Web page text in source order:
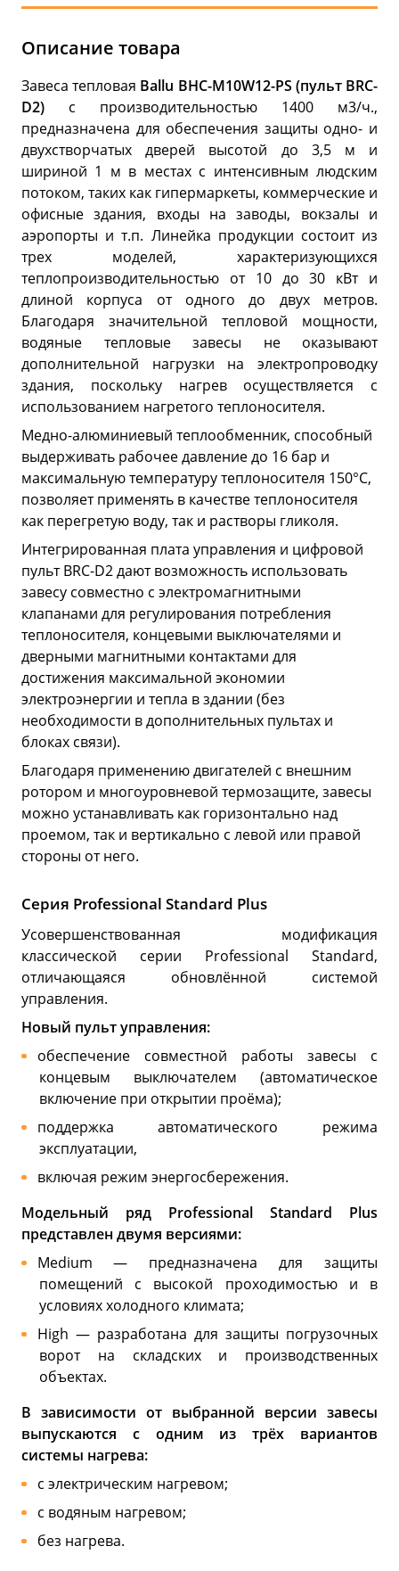
Описание товара
Завеса тепловая Ballu BHC-M10W12-PS (пульт BRC-
D2) c производительностью 1400 м3/ч.,
предназначена для обеспечения защиты одно- и
двухстворчатых дверей высотой до 3,5 м и
шириной 1 м в местах с интенсивным людским
потоком, таких как гипермаркеты, коммерческие и
офисные здания, входы на заводы, вокзалы и
аэропорты и т.п. Линейка продукции состоит из
трех моделей, характеризующихся
теплопроизводительностью от 10 до 30 кВт и
длиной корпуса от одного до двух метров.
Благодаря значительной тепловой мощности,
водяные тепловые завесы не оказывают
дополнительной нагрузки на электропроводку
здания, поскольку нагрев осуществляется с
использованием нагретого теплоносителя.
Медно-алюминиевый теплообменник, способный
выдерживать рабочее давление до 16 бар и
максимальную температуру теплоносителя 150°С,
позволяет применять в качестве теплоносителя
как перегретую воду, так и растворы гликоля.
Интегрированная плата управления и цифровой
пульт BRC-D2 дают возможность использовать
завесу совместно с электромагнитными
клапанами для регулирования потребления
теплоносителя, концевыми выключателями и
дверными магнитными контактами для
достижения максимальной экономии
электроэнергии и тепла в здании (без
необходимости в дополнительных пультах и
блоках связи).
Благодаря применению двигателей с внешним
ротором и многоуровневой термозащите, завесы
можно устанавливать как горизонтально над
проемом, так и вертикально с левой или правой
стороны от него.
Серия Professional Standard Plus
Усовершенствованная модификация
классической серии Professional Standard,
отличающаяся обновлённой системой
управления.
Новый пульт управления:
обеспечение совместной работы завесы с
концевым выключателем (автоматическое
включение при открытии проёма);
поддержка автоматического режима
эксплуатации,
включая режим энергосбережения.
Модельный ряд Professional Standard Plus
представлен двумя версиями:
Medium — предназначена для защиты
помещений с высокой проходимостью и в
условиях холодного климата;
High — разработана для защиты погрузочных
ворот на складских и производственных
объектах.
В зависимости от выбранной версии завесы
выпускаются с одним из трёх вариантов
системы нагрева:
с электрическим нагревом;
с водяным нагревом;
без нагрева.